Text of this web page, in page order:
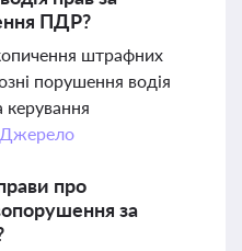
ПДР?
штрафних
порушення водія
Джерело
про
за